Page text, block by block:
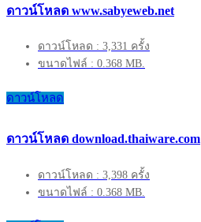
ดาวน์โหลด www.sabyeweb.net
ดาวน์โหลด : 3,331 ครั้ง
ขนาดไฟล์ : 0.368 MB.
ดาวน์โหลด
ดาวน์โหลด download.thaiware.com
ดาวน์โหลด : 3,398 ครั้ง
ขนาดไฟล์ : 0.368 MB.